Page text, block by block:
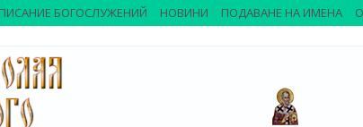
БОГОСЛУЖЕНИЙ НОВИНИ ПОДАВАНЕ НА ИМЕНА